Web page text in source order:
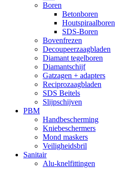
Boren
Betonboren
Houtspiraalboren
SDS-Boren
Bovenfrezen
Decoupeerzaagbladen
Diamant tegelboren
Diamantschijf
Gatzagen + adapters
Reciprozaagbladen
SDS Beitels
Slijpschijven
PBM
Handbescherming
Kniebeschermers
Mond maskers
Veiligheidsbril
Sanitair
Alu-knelfittingen